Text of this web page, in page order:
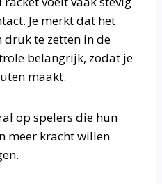
Je merkt dat het
te zetten in de
belangrijk, zodat je
maakt.
op spelers die hun
meer kracht willen